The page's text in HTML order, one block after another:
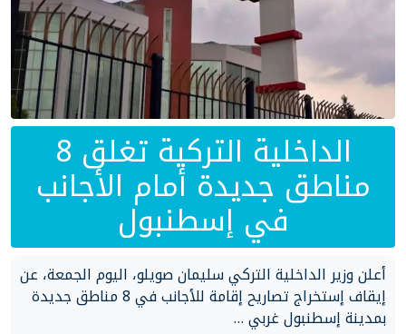
الداخلية التركية تغلق 8
مناطق جديدة أمام الأجانب
في إسطنبول
أعلن وزير الداخلية التركي سليمان صويلو، اليوم الجمعة، عن
إيقاف إستخراج تصاريح إقامة للأجانب في 8 مناطق جديدة
بمدينة إسطنبول غربي …